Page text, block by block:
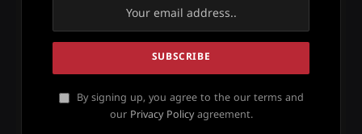
By signing up, you agree to the our terms and
our Privacy Policyagreement.